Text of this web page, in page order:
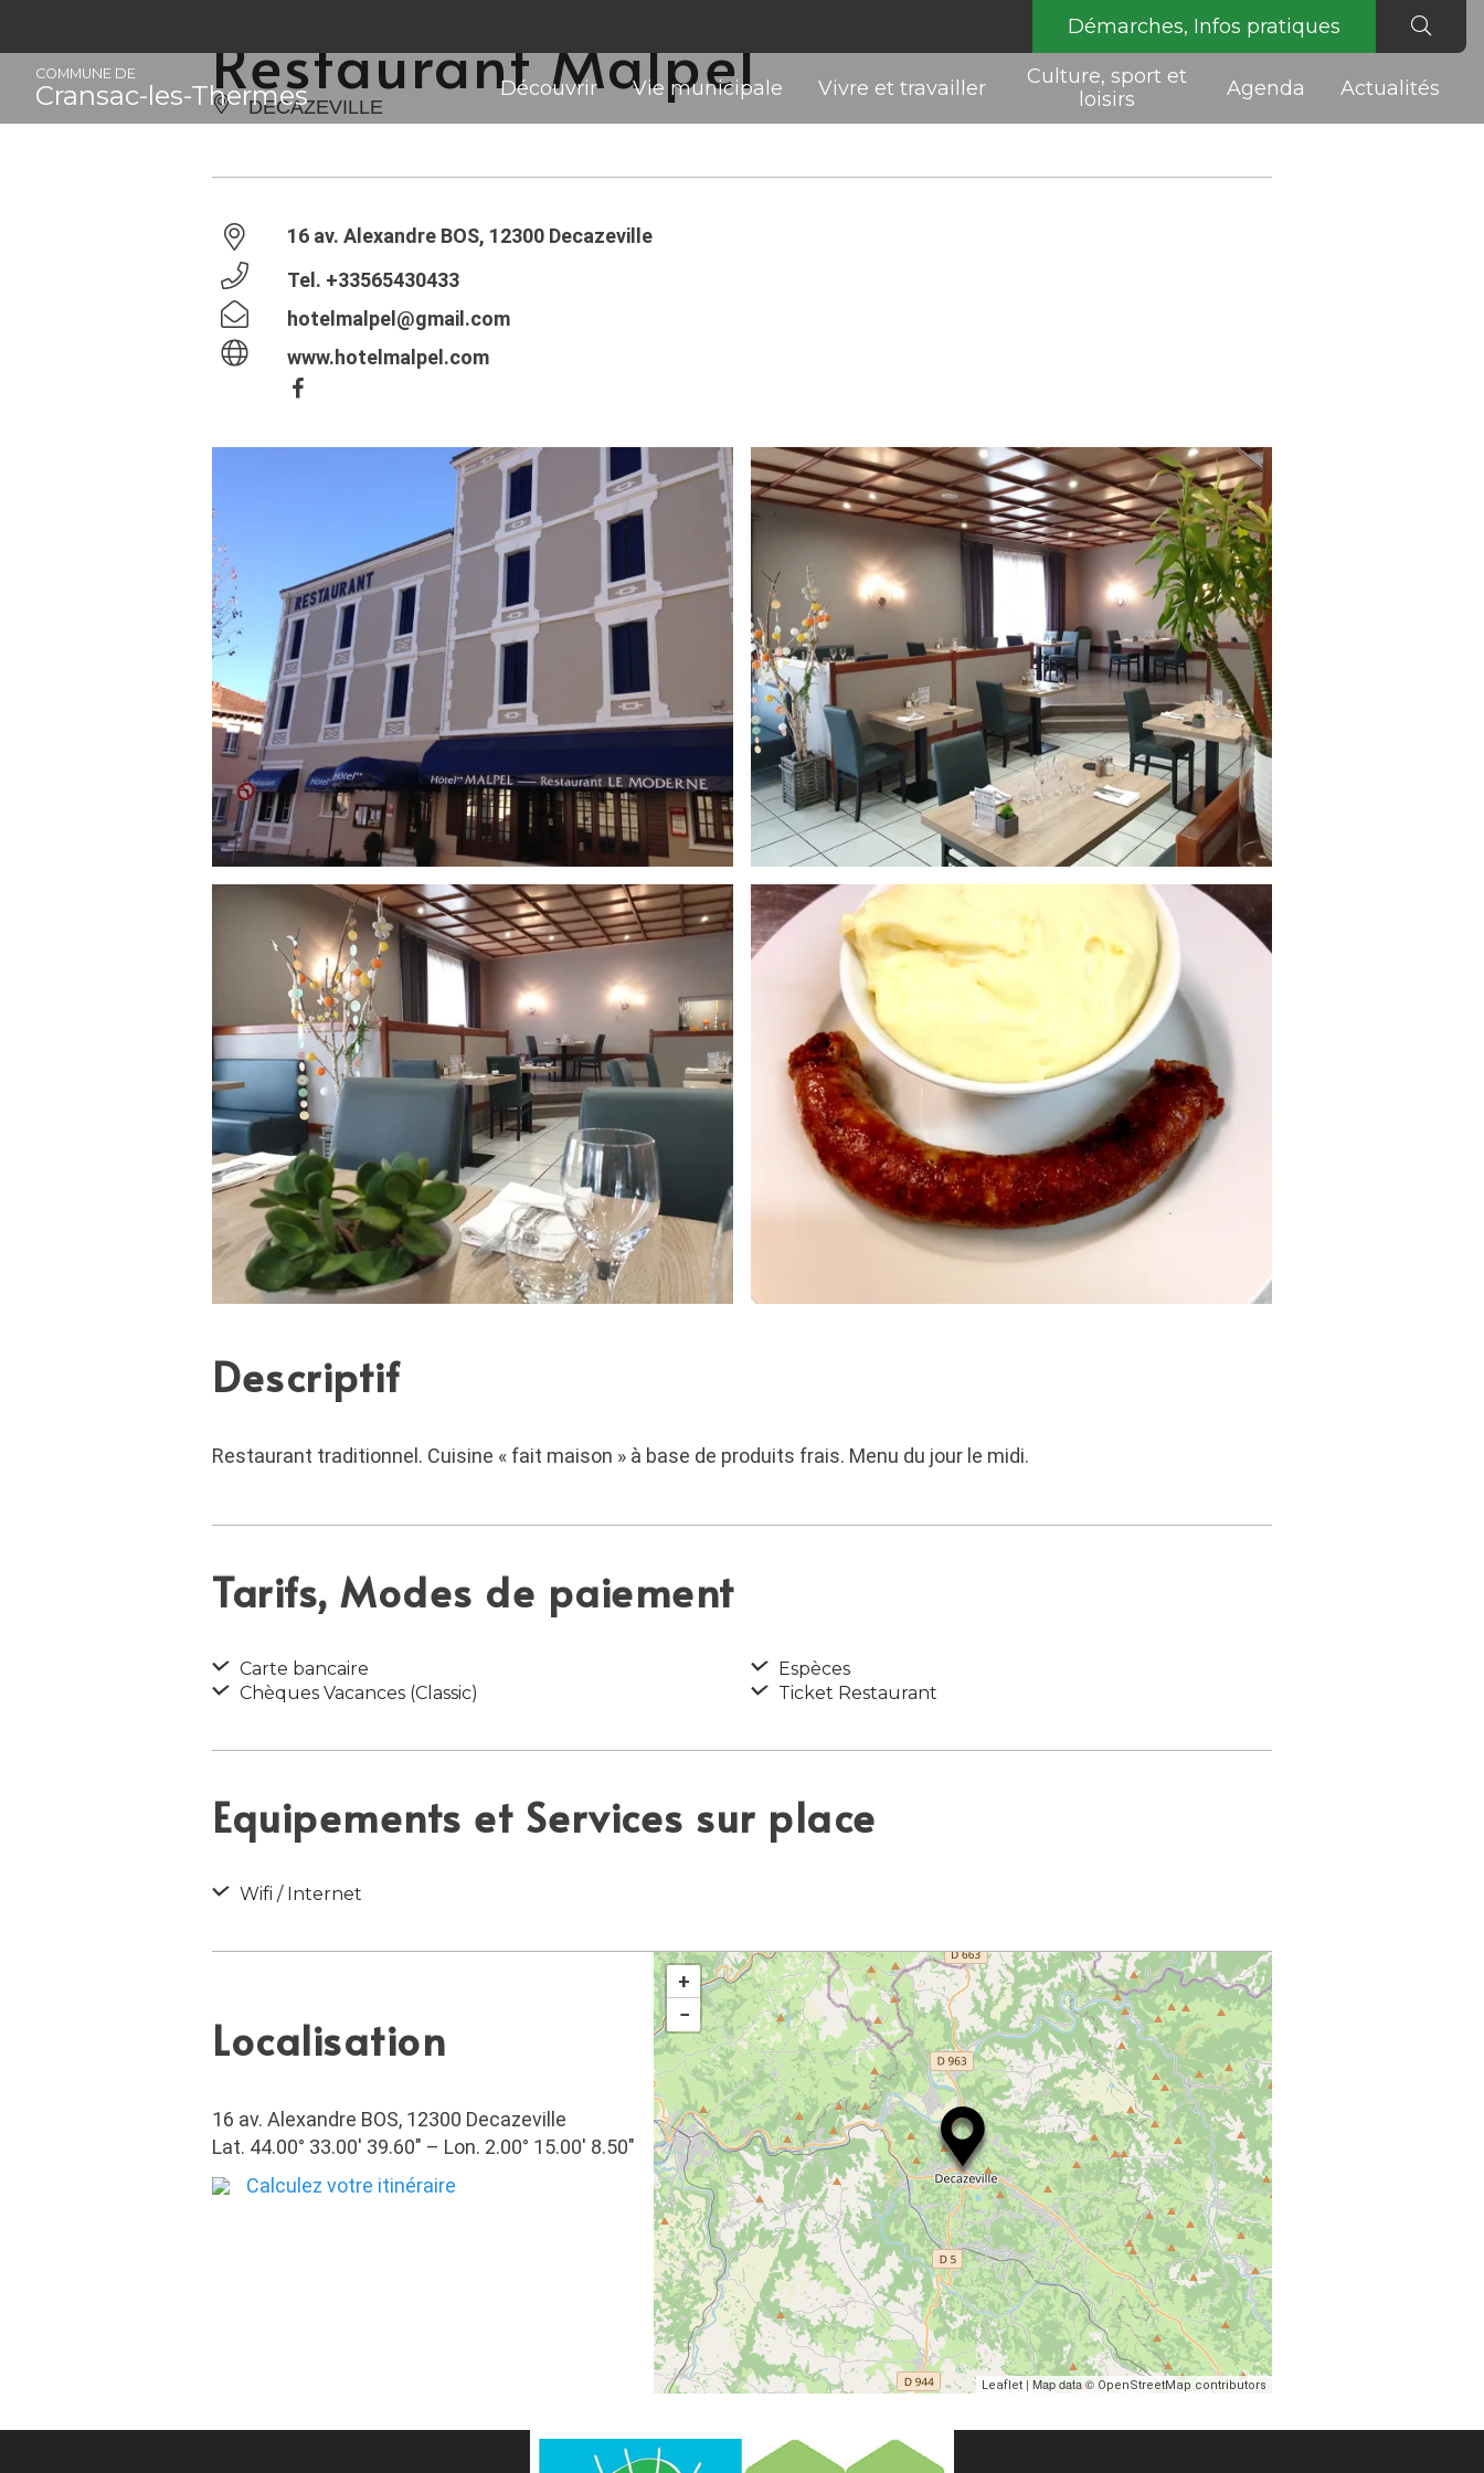
COMMUNE DE
Cransac-les-Thermes
Démarches, Infos pratiques
Découvrir Vie municipale Vivre et travailler
Culture, sport et
loisirs
Agenda Actualités
Restaurant Malpel
DECAZEVILLE
16 av. Alexandre BOS, 12300 Decazeville
Tel. +33565430433
hotelmalpel@gmail.com
www.hotelmalpel.com
Descriptif
Restaurant traditionnel. Cuisine « fait maison » à base de produits frais. Menu du jour le midi.
Tarifs, Modes de paiement
Carte bancaire
Chèques Vacances (Classic)
Espèces
Ticket Restaurant
Equipements et Services sur place
Wifi / Internet
Localisation
16 av. Alexandre BOS, 12300 Decazeville
Lat. 44.00° 33.00′ 39.60″ – Lon. 2.00° 15.00′ 8.50″
Calculez votre itinéraire
+
−
Leaflet| Map data © OpenStreetMap contributors